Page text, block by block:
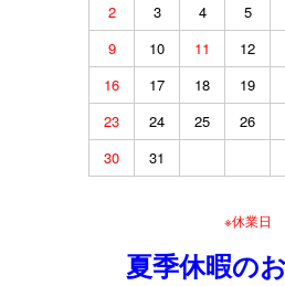
2
3 4 5
9
10 11 12
16
17 18 19
23
24 25 26
30
31
※休業日
夏季休暇の